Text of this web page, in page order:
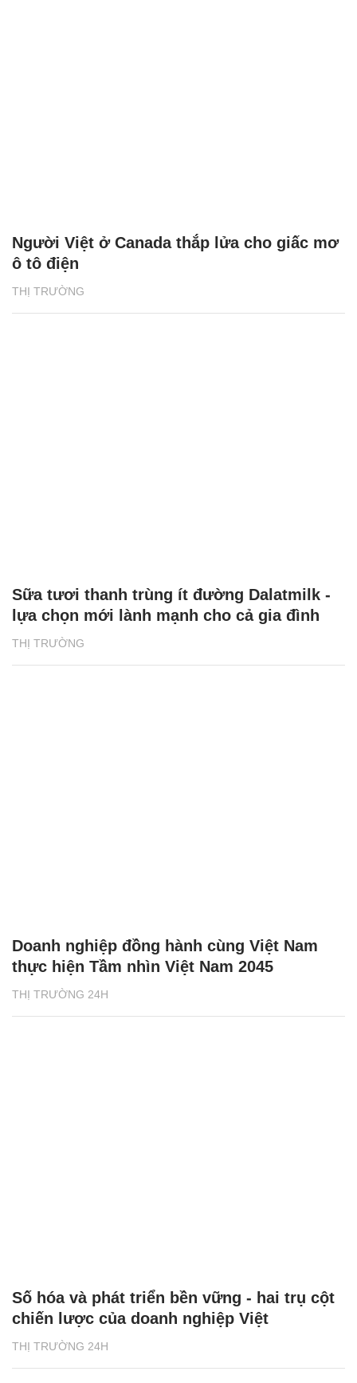
THỊ TRƯỜNG
Người Việt ở Canada thắp lửa cho giấc mơ
ô tô điện
THỊ TRƯỜNG
Sữa tươi thanh trùng ít đường Dalatmilk -
lựa chọn mới lành mạnh cho cả gia đình
THỊ TRƯỜNG 24H
Doanh nghiệp đồng hành cùng Việt Nam
thực hiện Tầm nhìn Việt Nam 2045
THỊ TRƯỜNG 24H
Số hóa và phát triển bền vững - hai trụ cột
chiến lược của doanh nghiệp Việt